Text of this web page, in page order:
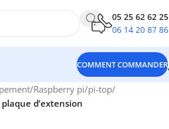
05 25 62 62 25
06 14 20 87 86
COMMENT COMMANDER
/Raspberry pi/pi-top/
d’extension